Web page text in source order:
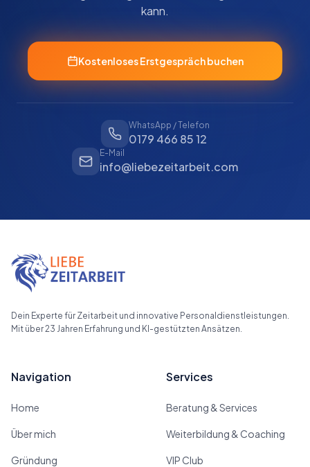
kann.
Kostenloses Erstgespräch buchen
WhatsApp / Telefon
0179 466 85 12
E-Mail
info@liebezeitarbeit.com
Dein Experte für Zeitarbeit und innovative Personaldienstleistungen.
Mit über 23 Jahren Erfahrung und KI-gestützten Ansätzen.
Navigation
Home
Über mich
Gründung
Services
Beratung & Services
Weiterbildung & Coaching
VIP Club